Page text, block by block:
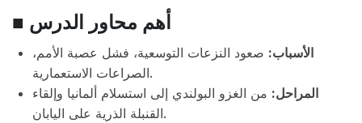
■ أهم محاور الدرس
الأسباب: صعود النزعات التوسعية، فشل عصبة الأمم،
الصراعات الاستعمارية.
المراحل: من الغزو البولندي إلى استسلام ألمانيا وإلقاء
القنبلة الذرية على اليابان.